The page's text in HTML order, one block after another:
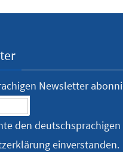
Newsletter
den
einverstanden.